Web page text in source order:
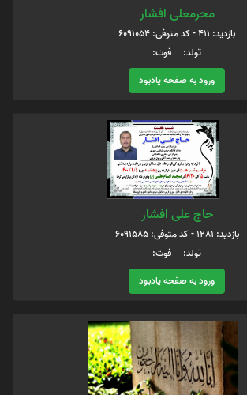
محرمعلی افشار
بازدید: 411 - کد متوفی: 6091054
تولد: فوت:
ورود به صفحه یادبود
حاج علی افشار
بازدید: 1281 - کد متوفی: 6091585
تولد: فوت:
ورود به صفحه یادبود